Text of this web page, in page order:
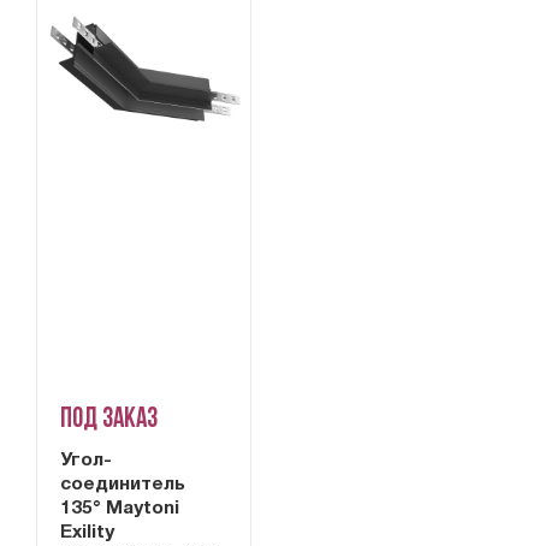
Под заказ
Угол-
соединитель
135° Maytoni
Exility